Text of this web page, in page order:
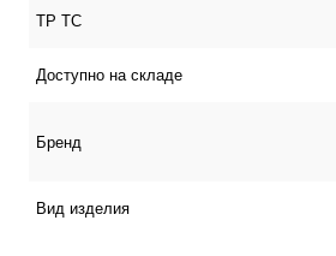
ТР ТС
Доступно на складе
Бренд
Вид изделия